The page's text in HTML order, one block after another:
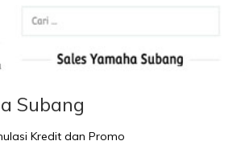
Subang
Kredit dan Promo